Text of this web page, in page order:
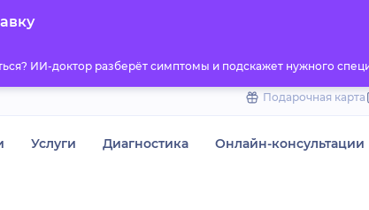
ИИ-доктор разберёт симптомы и подскажет нужного
Подарочная карта
Услуги Диагностика Онлайн-консультации